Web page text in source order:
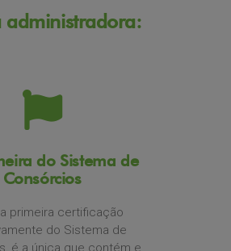
administradora:
do Sistema de
Consórcios
primeira certificação
do Sistema de
é a única que contém e